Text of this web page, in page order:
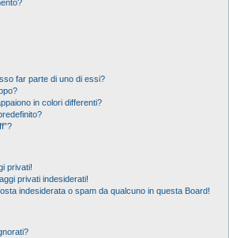
far parte di uno di essi?
in colori differenti?
privati!
privati indesiderati!
indesiderata o spam da qualcuno in questa Board!